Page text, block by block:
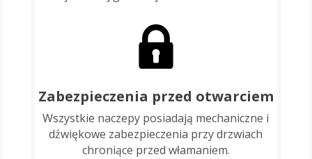
Zabezpieczenia przed otwarciem
Wszystkie naczepy posiadają mechaniczne i
dźwiękowe zabezpieczenia przy drzwiach
chroniące przed włamaniem.